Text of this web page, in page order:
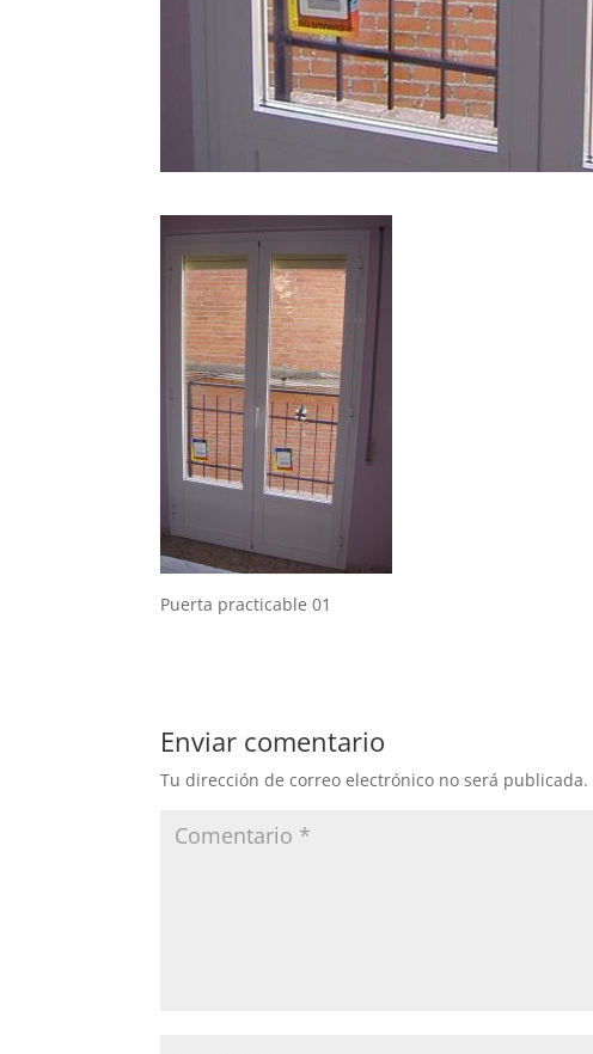
Puerta practicable 01
Enviar comentario
Tu dirección de correo electrónico no será publicada.